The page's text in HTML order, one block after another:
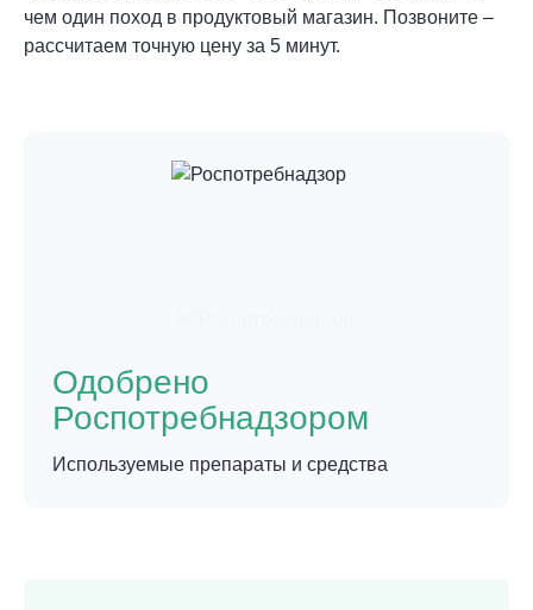
чем один поход в продуктовый магазин. Позвоните –
рассчитаем точную цену за 5 минут.
Одобрено
Роспотребнадзором
Используемые препараты и средства